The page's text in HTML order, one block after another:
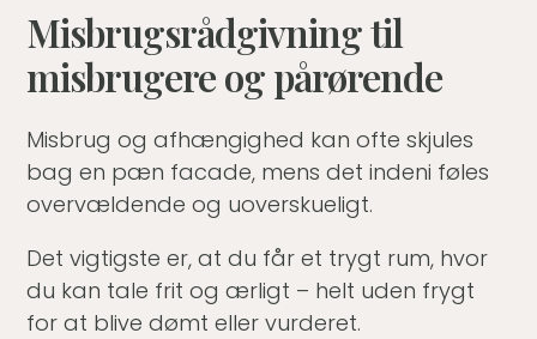
Misbrugsrådgivning til
misbrugere og pårørende
Misbrug og afhængighed kan ofte skjules
bag en pæn facade, mens det indeni føles
overvældende og uoverskueligt.
Det vigtigste er, at du får et trygt rum, hvor
du kan tale frit og ærligt – helt uden frygt
for at blive dømt eller vurderet.